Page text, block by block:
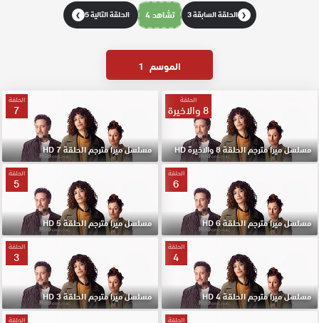
❮ الحلقة السابقة 3 تشاهد 4 الحلقة التالية 5 ❯
الموسم 1
الحلقة
8 والاخيرة
مسلسل ميرا مترجم الحلقة 8 والاخيرة HD
الحلقة
7
مسلسل ميرا مترجم الحلقة 7 HD
الحلقة
6
مسلسل ميرا مترجم الحلقة 6 HD
الحلقة
5
مسلسل ميرا مترجم الحلقة 5 HD
الحلقة
4
مسلسل ميرا مترجم الحلقة 4 HD
الحلقة
3
مسلسل ميرا مترجم الحلقة 3 HD
الحلقة الحلقة